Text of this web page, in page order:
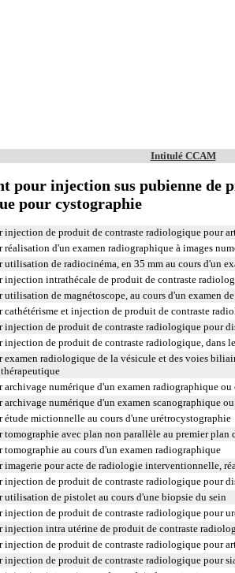
Intitulé CCAM
pour injection sus pubienne de
pour cystographie
injection de produit de contraste radiologique pour
réalisation d'un examen radiographique à images
utilisation de radiocinéma, en 35 mm au cours d'un
injection intrathécale de produit de contraste
utilisation de magnétoscope, au cours d'un examen
cathétérisme et injection de produit de contraste
injection de produit de contraste radiologique pour
injection de produit de contraste radiologique, dans
examen radiologique de la vésicule et des voies
archivage numérique d'un examen radiographique
archivage numérique d'un examen scanographique
étude mictionnelle au cours d'une urétrocystographie
tomographie avec plan non parallèle au premier plan
tomographie au cours d'un examen radiographique
imagerie pour acte de radiologie interventionnelle,
injection de produit de contraste radiologique pour
utilisation de pistolet au cours d'une biopsie du sein
injection de produit de contraste radiologique pour
injection intra utérine de produit de contraste
injection de produit de contraste radiologique pour
injection de produit de contraste radiologique pour